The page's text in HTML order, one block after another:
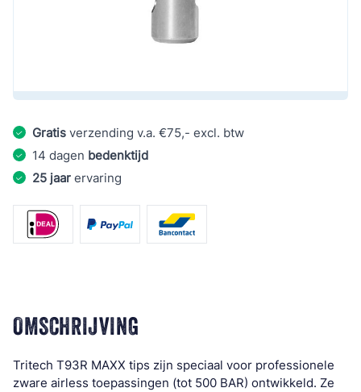
Gratis verzending v.a. €75,- excl. btw
14 dagen bedenktijd
25 jaar ervaring
OMSCHRIJVING
Tritech T93R MAXX tips zijn speciaal voor professionele
zware airless toepassingen (tot 500 BAR) ontwikkeld. Ze